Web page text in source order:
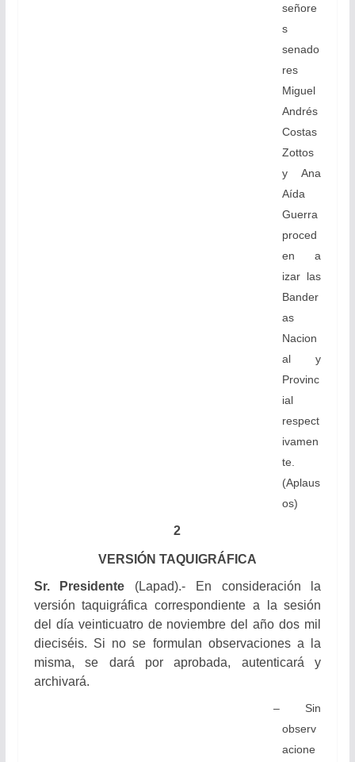
señore
s
senado
res
Miguel
Andrés
Costas
Zottos
y Ana
Aída
Guerra
proced
en a
izar las
Bander
as
Nacion
al y
Provinc
ial
respect
ivamen
te.
(Aplaus
os)
2
VERSIÓN TAQUIGRÁFICA
Sr. Presidente (Lapad).- En consideración la
versión taquigráfica correspondiente a la sesión
del día veinticuatro de noviembre del año dos mil
dieciséis. Si no se formulan observaciones a la
misma, se dará por aprobada, autenticará y
archivará.
– Sin
observ
acione